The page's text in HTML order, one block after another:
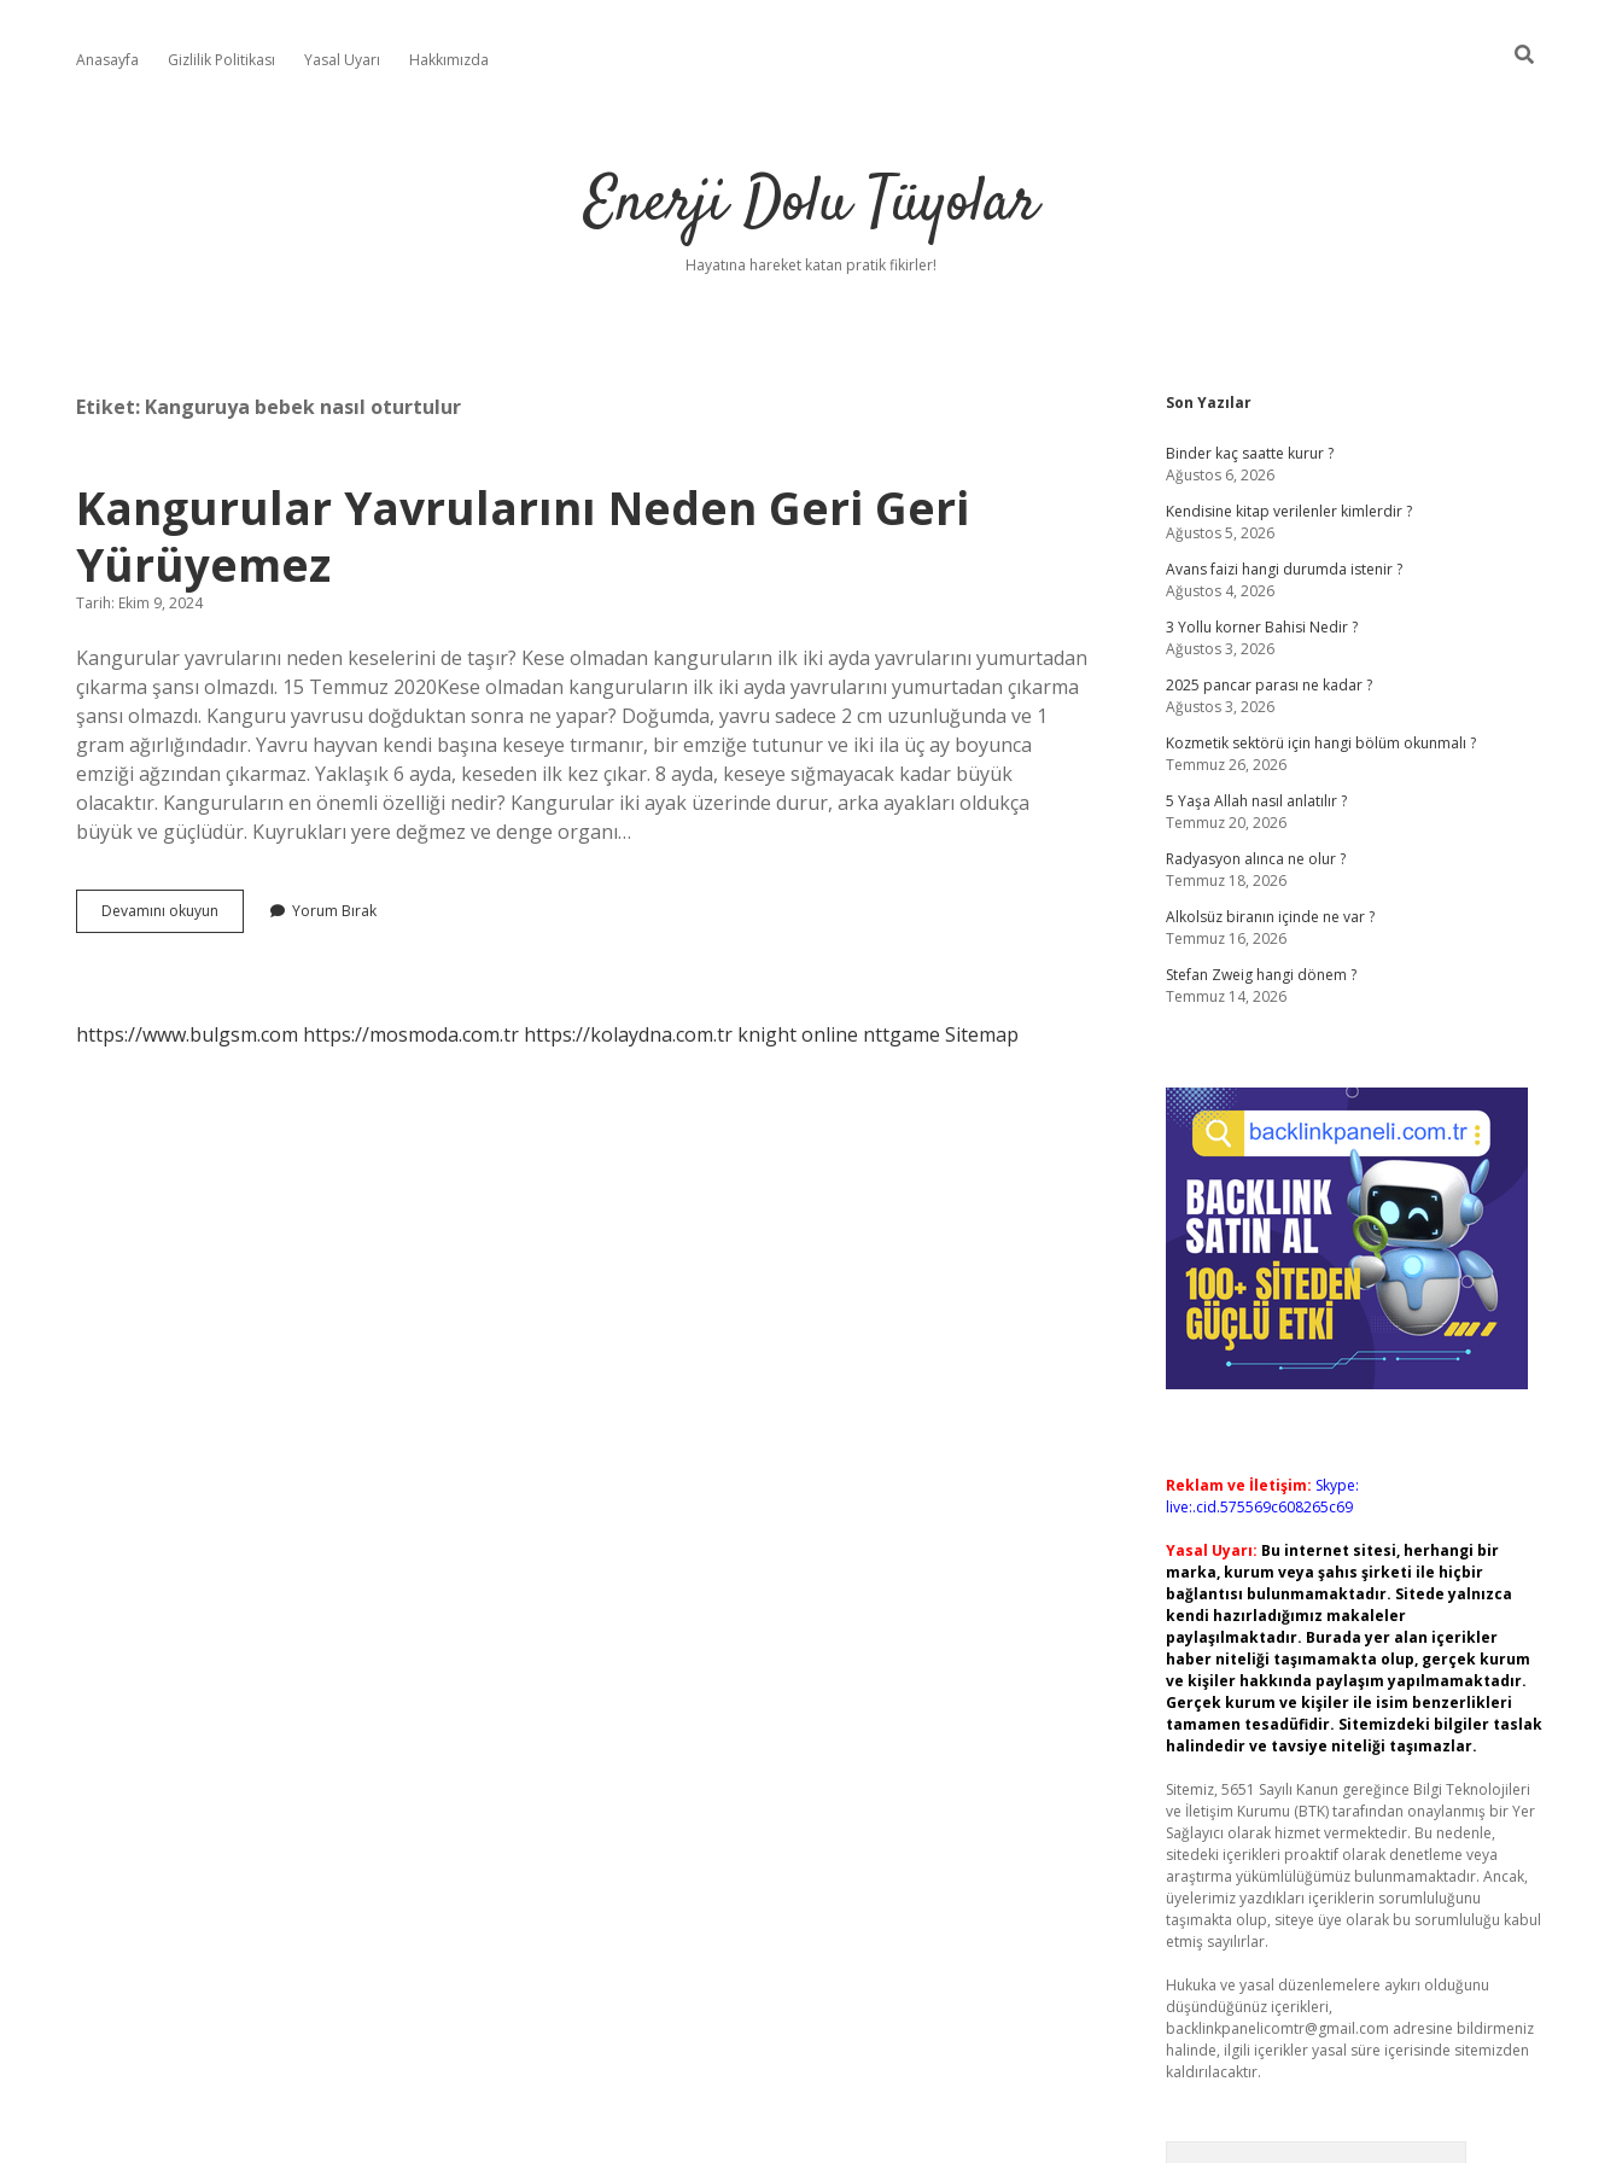
Anasayfa Gizlilik Politikası Yasal Uyarı Hakkımızda
Enerji Dolu Tüyolar
Hayatına hareket katan pratik fikirler!
Etiket: Kanguruya bebek nasıl oturtulur
Kangurular Yavrularını Neden Geri Geri
Yürüyemez
Tarih: Ekim 9, 2024
Kangurular yavrularını neden keselerini de taşır? Kese olmadan kanguruların ilk iki ayda yavrularını yumurtadan
çıkarma şansı olmazdı. 15 Temmuz 2020Kese olmadan kanguruların ilk iki ayda yavrularını yumurtadan çıkarma
şansı olmazdı. Kanguru yavrusu doğduktan sonra ne yapar? Doğumda, yavru sadece 2 cm uzunluğunda ve 1
gram ağırlığındadır. Yavru hayvan kendi başına keseye tırmanır, bir emziğe tutunur ve iki ila üç ay boyunca
emziği ağzından çıkarmaz. Yaklaşık 6 ayda, keseden ilk kez çıkar. 8 ayda, keseye sığmayacak kadar büyük
olacaktır. Kanguruların en önemli özelliği nedir? Kangurular iki ayak üzerinde durur, arka ayakları oldukça
büyük ve güçlüdür. Kuyrukları yere değmez ve denge organı…
Devamını okuyun Kangurular
Yavrularını
Yorum Bırak
https://www.bulgsm.com https://mosmoda.com.tr https://kolaydna.com.tr knight online nttgame Sitemap
Sidebar
Son Yazılar
Binder kaç saatte kurur ?
Ağustos 6, 2026
Kendisine kitap verilenler kimlerdir ?
Ağustos 5, 2026
Avans faizi hangi durumda istenir ?
Ağustos 4, 2026
3 Yollu korner Bahisi Nedir ?
Ağustos 3, 2026
2025 pancar parası ne kadar ?
Ağustos 3, 2026
Kozmetik sektörü için hangi bölüm okunmalı ?
Temmuz 26, 2026
5 Yaşa Allah nasıl anlatılır ?
Temmuz 20, 2026
Radyasyon alınca ne olur ?
Temmuz 18, 2026
Alkolsüz biranın içinde ne var ?
Temmuz 16, 2026
Stefan Zweig hangi dönem ?
Temmuz 14, 2026
Reklam ve İletişim: Skype:
live:.cid.575569c608265c69
Yasal Uyarı: Bu internet sitesi, herhangi bir
marka, kurum veya şahıs şirketi ile hiçbir
bağlantısı bulunmamaktadır. Sitede yalnızca
kendi hazırladığımız makaleler
paylaşılmaktadır. Burada yer alan içerikler
haber niteliği taşımamakta olup, gerçek kurum
ve kişiler hakkında paylaşım yapılmamaktadır.
Gerçek kurum ve kişiler ile isim benzerlikleri
tamamen tesadüfidir. Sitemizdeki bilgiler taslak
halindedir ve tavsiye niteliği taşımazlar.
Sitemiz, 5651 Sayılı Kanun gereğince Bilgi Teknolojileri
ve İletişim Kurumu (BTK) tarafından onaylanmış bir Yer
Sağlayıcı olarak hizmet vermektedir. Bu nedenle,
sitedeki içerikleri proaktif olarak denetleme veya
araştırma yükümlülüğümüz bulunmamaktadır. Ancak,
üyelerimiz yazdıkları içeriklerin sorumluluğunu
taşımakta olup, siteye üye olarak bu sorumluluğu kabul
etmiş sayılırlar.
Hukuka ve yasal düzenlemelere aykırı olduğunu
düşündüğünüz içerikleri,
backlinkpanelicomtr@gmail.com adresine bildirmeniz
halinde, ilgili içerikler yasal süre içerisinde sitemizden
kaldırılacaktır.
ilbet güncel giriş adresi